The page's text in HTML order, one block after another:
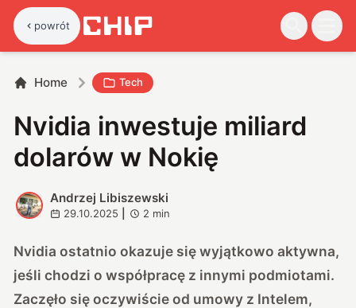
powrót
Home Tech
Nvidia inwestuje miliard
dolarów w Nokię
A
Andrzej Libiszewski
29.10.2025 2 min
Nvidia ostatnio okazuje się wyjątkowo aktywna,
jeśli chodzi o współpracę z innymi podmiotami.
Zaczęło się oczywiście od umowy z Intelem,